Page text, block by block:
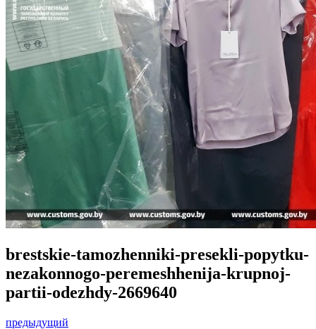
brestskie-tamozhenniki-presekli-popytku-
nezakonnogo-peremeshhenija-krupnoj-
partii-odezhdy-2669640
предыдущий